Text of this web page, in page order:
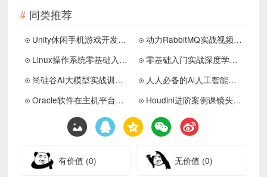
同类推荐
Unity休闲手机游戏开发课程
动力RabbitMQ实战视频教程
Linux操作系统零基础入门学习
零基础入门实战深度学习Pytorch
尚硅谷AI大模型实战训练营课程
人人必备的Al人工智能课程
Oracle软件在主机平台的应用
Houdini进阶案例课镜头增补版
有价值 (0) 无价值 (0)